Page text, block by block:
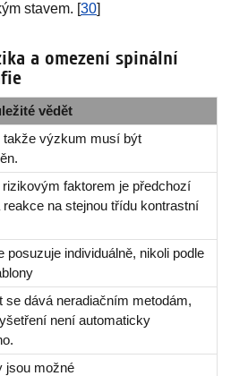
stavem. [30]
a omezení spinální
vědět
takže výzkum musí být
faktorem je předchozí
na stejnou třídu kontrastní
posuzuje individuálně, nikoli podle
se dává neradiačním metodám,
není automaticky
jsou možné